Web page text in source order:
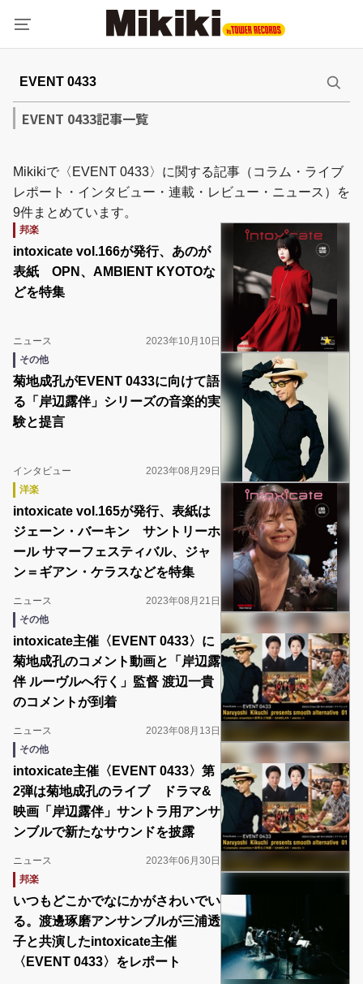
EVENT 0433記事一覧
Mikikiで〈EVENT 0433〉に関する記事（コラム・ライブ
レポート・インタビュー・連載・レビュー・ニュース）を
9件まとめています。
邦楽
intoxicate vol.166が発行、あのが
表紙 OPN、AMBIENT KYOTOな
どを特集
ニュース
2023年10月10日
その他
菊地成孔がEVENT 0433に向けて語
る「岸辺露伴」シリーズの音楽的実
験と提言
インタビュー
2023年08月29日
洋楽
intoxicate vol.165が発行、表紙は
ジェーン・バーキン サントリーホ
ール サマーフェスティバル、ジャ
ン＝ギアン・ケラスなどを特集
ニュース
2023年08月21日
その他
intoxicate主催〈EVENT 0433〉に
菊地成孔のコメント動画と「岸辺露
伴 ルーヴルへ行く」監督 渡辺一貴
のコメントが到着
ニュース
2023年08月13日
その他
intoxicate主催〈EVENT 0433〉第
2弾は菊地成孔のライブ ドラマ&
映画「岸辺露伴」サントラ用アンサ
ンブルで新たなサウンドを披露
ニュース
2023年06月30日
邦楽
いつもどこかでなにかがさわいでい
る。渡邊琢磨アンサンブルが三浦透
子と共演したintoxicate主催
〈EVENT 0433〉をレポート